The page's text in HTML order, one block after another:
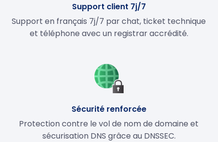
Support client 7j/7
Support en français 7j/7 par chat, ticket technique
et téléphone avec un registrar accrédité.
Sécurité renforcée
Protection contre le vol de nom de domaine et
sécurisation DNS grâce au DNSSEC.